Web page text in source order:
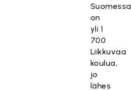
Suomessa
on
yli 1
700
Liikkuvaa
koulua,
jo
lähes